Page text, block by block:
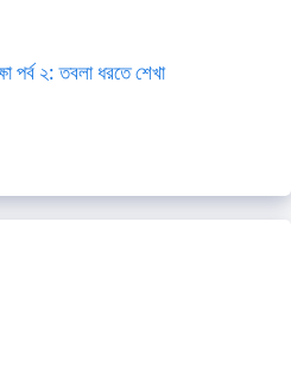
পর্ব ২: তবলা ধরতে শেখা